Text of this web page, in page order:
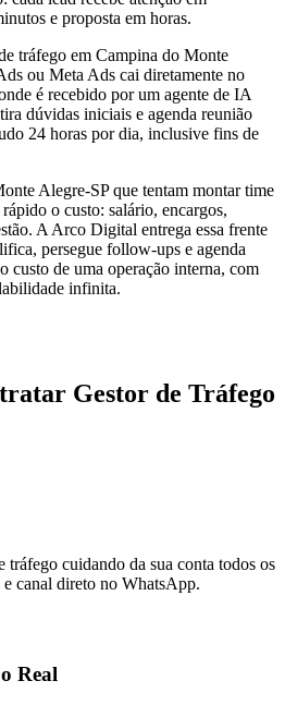
e proposta em horas.
tráfego em Campina do Monte
ou Meta Ads cai diretamente no
é recebido por um agente de IA
dúvidas iniciais e agenda reunião
24 horas por dia, inclusive fins de
Alegre-SP que tentam montar time
o custo: salário, encargos,
A Arco Digital entrega essa frente
persegue follow-ups e agenda
de uma operação interna, com
infinita.
Gestor de Tráfego
tráfego cuidando da sua conta todos os
e canal direto no WhatsApp.
Real